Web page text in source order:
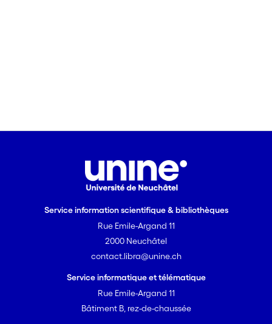
Service information scientifique & bibliothèques
Rue Emile-Argand 11
2000 Neuchâtel
contact.libra@unine.ch
Service informatique et télématique
Rue Emile-Argand 11
Bâtiment B, rez-de-chaussée